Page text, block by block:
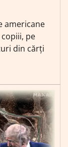
americane
pe
din cărți